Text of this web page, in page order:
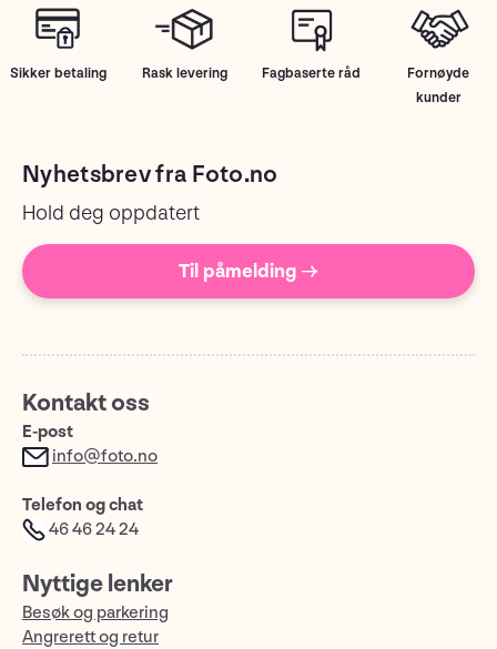
Sikker betaling Rask levering Fagbaserte råd
Fornøyde
kunder
Nyhetsbrev fra Foto.no
Hold deg oppdatert
Til påmelding →
Kontakt oss
E-post
info@foto.no
Telefon og chat
46 46 24 24
Nyttige lenker
Besøk og parkering
Angrerett og retur